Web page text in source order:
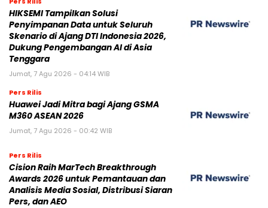
HIKSEMI Tampilkan Solusi
Penyimpanan Data untuk Seluruh
Skenario di Ajang DTI Indonesia 2026,
Dukung Pengembangan AI di Asia
Tenggara
Jumat, 7 Agu 2026 - 04:14 WIB
Pers Rilis
Huawei Jadi Mitra bagi Ajang GSMA
M360 ASEAN 2026
Jumat, 7 Agu 2026 - 00:42 WIB
Pers Rilis
Cision Raih MarTech Breakthrough
Awards 2026 untuk Pemantauan dan
Analisis Media Sosial, Distribusi Siaran
Pers, dan AEO